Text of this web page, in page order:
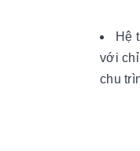
Hệ
với chỉ
chu